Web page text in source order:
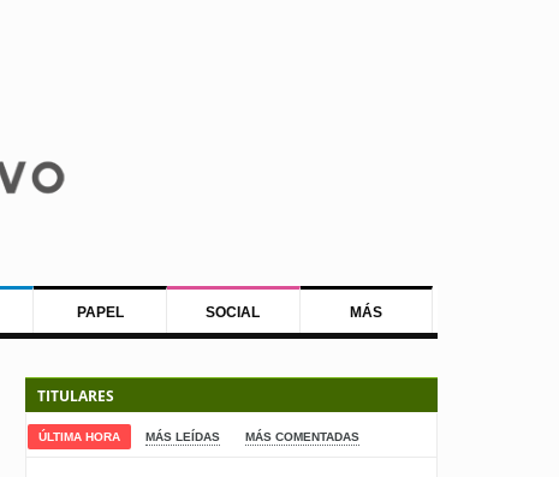
PAPEL SOCIAL MÁS
TITULARES
ÚLTIMA HORA MÁS LEÍDAS MÁS COMENTADAS